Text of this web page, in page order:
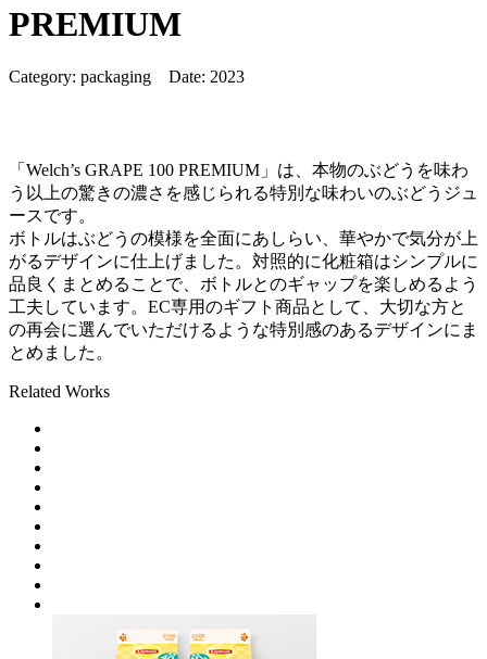
PREMIUM
Category: packaging Date: 2023
「Welch’s GRAPE 100 PREMIUM」は、本物のぶどうを味わ
う以上の驚きの濃さを感じられる特別な味わいのぶどうジュ
ースです。
ボトルはぶどうの模様を全面にあしらい、華やかで気分が上
がるデザインに仕上げました。対照的に化粧箱はシンプルに
品良くまとめることで、ボトルとのギャップを楽しめるよう
工夫しています。EC専用のギフト商品として、大切な方と
の再会に選んでいただけるような特別感のあるデザインにま
とめました。
Related Works